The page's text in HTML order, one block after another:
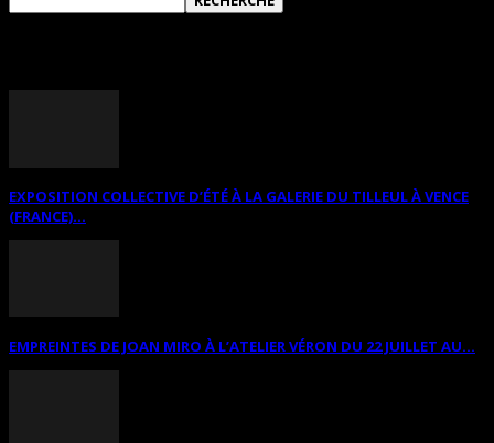
EXPOSITION COLLECTIVE D’ÉTÉ À LA GALERIE DU TILLEUL À VENCE
(FRANCE)...
EMPREINTES DE JOAN MIRO À L’ATELIER VÉRON DU 22 JUILLET AU...